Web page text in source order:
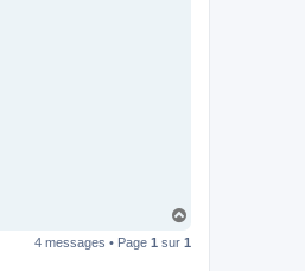
u
4 messages • Page 1 sur 1